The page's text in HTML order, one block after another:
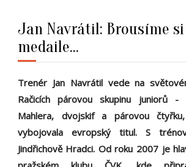
Jan Navrátil: Brousíme
medaile...
Trenér Jan Navrátil vede na
Račicích párovou skupinu juniorů -
Mahlera, dvojskif a párovou
vybojovala evropský titul. S
Jindřichově Hradci. Od roku 2007 je